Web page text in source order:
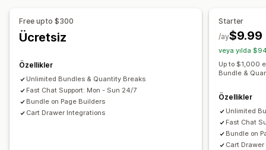
İndirimleri yönetme
Segmentasyon
Kademeli fiyatlandırma
Bir alana bir bedava
Free upto $300
Ücretsiz
Özellikler
Unlimited Bundles & Quantity Breaks
Fast Chat Support: Mon - Sun 24/7
Bundle on Page Builders
Cart Drawer Integrations
Starter
$9.99
/ay
veya yılda
Up to $1,000
Bundle &
Özellikler
Unlimited
Fast Chat
Bundle on
Cart